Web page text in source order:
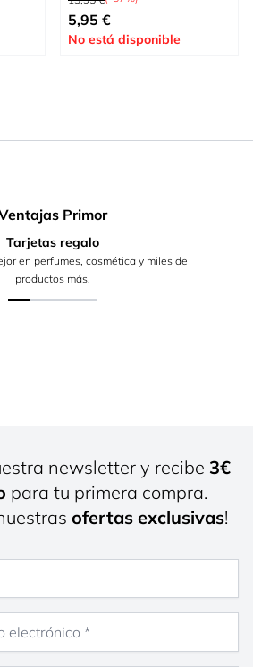
Tan bajo como
5,95 €
No está disponible
Primor
Tarjetas regalo
en perfumes, cosmética y miles de
productos más.
newsletter y recibe 3€
para tu primera compra.
ofertas exclusivas!